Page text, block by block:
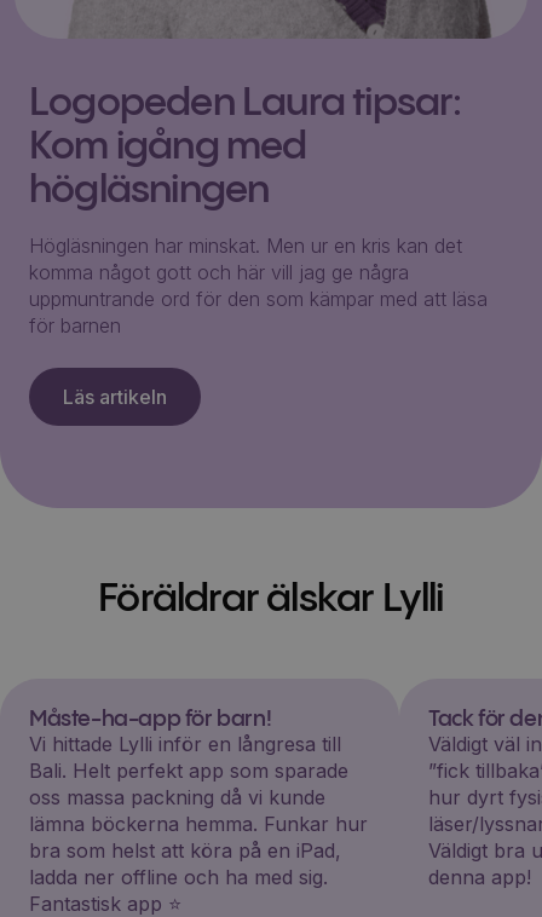
Logopeden Laura tipsar:
Kom igång med
högläsningen
Högläsningen har minskat. Men ur en kris kan det
komma något gott och här vill jag ge några
uppmuntrande ord för den som kämpar med att läsa
för barnen
Läs artikeln
Föräldrar älskar Lylli
Måste-ha-app för barn!
Vi hittade Lylli inför en långresa till
Bali. Helt perfekt app som sparade
oss massa packning då vi kunde
lämna böckerna hemma. Funkar hur
bra som helst att köra på en iPad,
ladda ner offline och ha med sig.
Fantastisk app ⭐️
Tack för
Väldigt väl
”fick
hur dyrt
läser/
Väldigt bra
denna app!